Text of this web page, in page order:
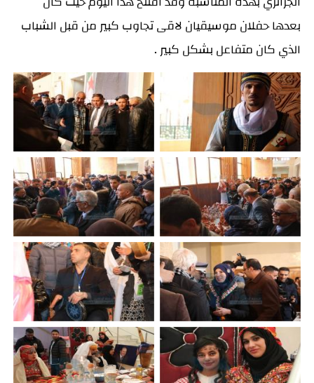
بعدها حفلان موسيقيان لاقى تجاوب كبير من قبل الشباب
الذي كان متفاعل بشكل كبير .